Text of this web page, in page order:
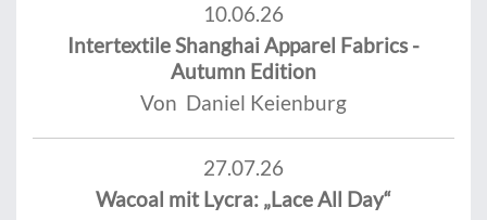
10.06.26
Intertextile Shanghai Apparel Fabrics -
Autumn Edition
Von Daniel Keienburg
27.07.26
Wacoal mit Lycra: „Lace All Day“